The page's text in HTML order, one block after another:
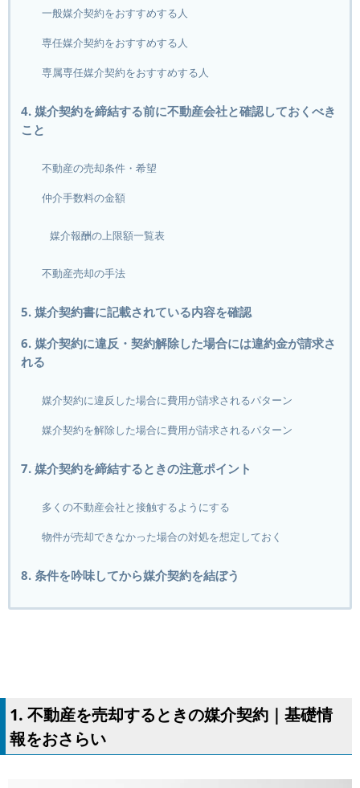
一般媒介契約をおすすめする人
専任媒介契約をおすすめする人
専属専任媒介契約をおすすめする人
4. 媒介契約を締結する前に不動産会社と確認しておくべき
こと
不動産の売却条件・希望
仲介手数料の金額
媒介報酬の上限額一覧表
不動産売却の手法
5. 媒介契約書に記載されている内容を確認
6. 媒介契約に違反・契約解除した場合には違約金が請求さ
れる
媒介契約に違反した場合に費用が請求されるパターン
媒介契約を解除した場合に費用が請求されるパターン
7. 媒介契約を締結するときの注意ポイント
多くの不動産会社と接触するようにする
物件が売却できなかった場合の対処を想定しておく
8. 条件を吟味してから媒介契約を結ぼう
1. 不動産を売却するときの媒介契約｜基礎情
報をおさらい